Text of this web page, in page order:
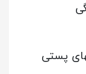
پستی